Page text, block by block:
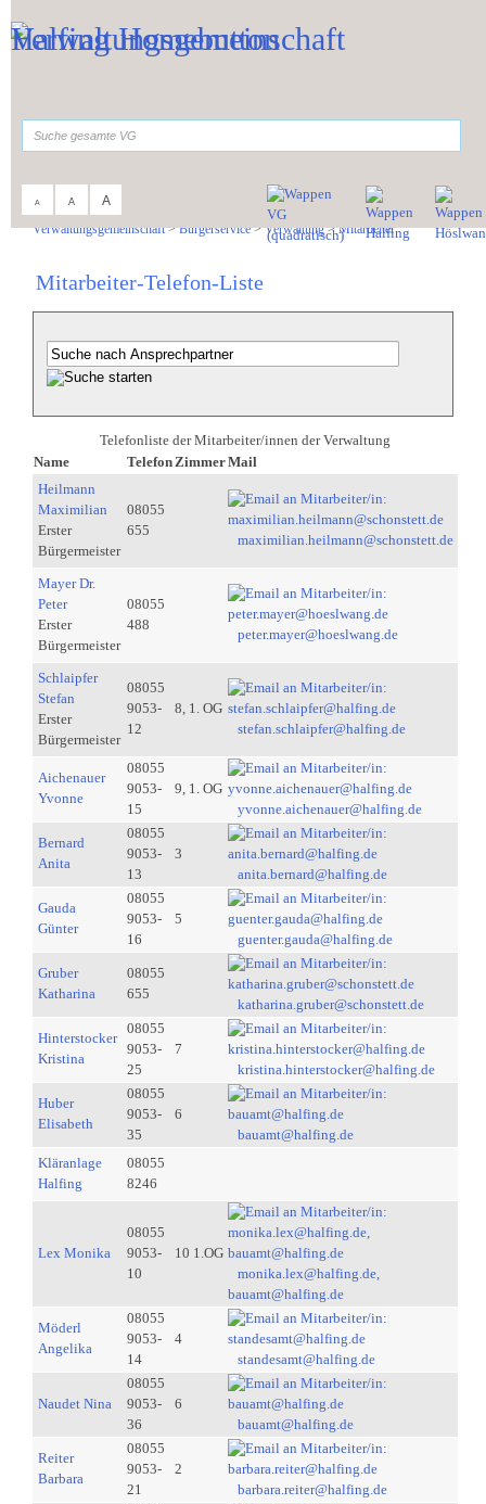
A A A
Verwaltungsgemeinschaft>Bürgerservice>Verwaltung>Mitarbeiter
Mitarbeiter-Telefon-Liste
Telefonliste der Mitarbeiter/innen der Verwaltung
Name
Telefon ZimmerMail
Heilmann
Maximilian
Erster
Bürgermeister
08055
655
maximilian.heilmann@schonstett.de
Mayer Dr.
Peter
Erster
Bürgermeister
08055
488
peter.mayer@hoeslwang.de
Schlaipfer
Stefan
Erster
Bürgermeister
08055
9053-
12
8, 1. OG
stefan.schlaipfer@halfing.de
Aichenauer
Yvonne
08055
9053-
15
9, 1. OG
yvonne.aichenauer@halfing.de
Bernard
Anita
08055
9053-
13
3
anita.bernard@halfing.de
Gauda
Günter
08055
9053-
16
5
guenter.gauda@halfing.de
Gruber
Katharina
08055
655
katharina.gruber@schonstett.de
Hinterstocker
Kristina
08055
9053-
25
7
kristina.hinterstocker@halfing.de
Huber
Elisabeth
08055
9053-
35
6
bauamt@halfing.de
Kläranlage
Halfing
08055
8246
Lex Monika
08055
9053-
10
10 1.OG
monika.lex@halfing.de,
bauamt@halfing.de
Möderl
Angelika
08055
9053-
14
4
standesamt@halfing.de
Naudet Nina
08055
9053-
36
6
bauamt@halfing.de
Reiter
Barbara
08055
9053-
21
2
barbara.reiter@halfing.de